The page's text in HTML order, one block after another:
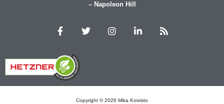
– Napoleon Hill
a
b
o
o
k
w
n
a
i
n
s
Copyright © 2026 Mika Koivisto